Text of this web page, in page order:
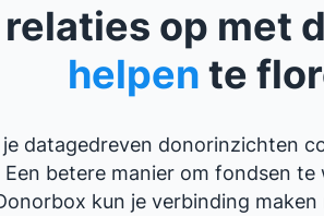
op met
helpen te
je datagedreven donorinzichten
betere manier om fondsen
kun je verbinding